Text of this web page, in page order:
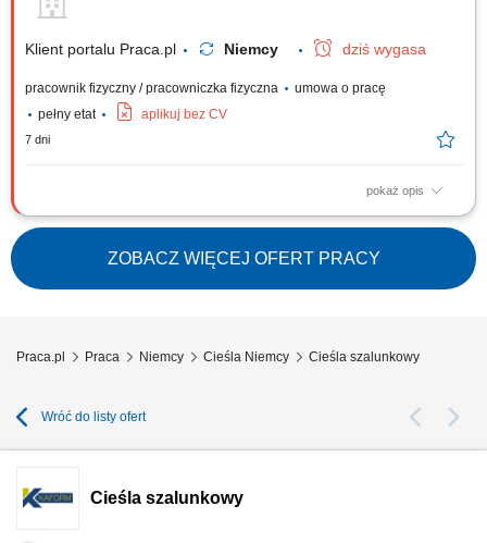
Klient portalu Praca.pl Niemcy dziś wygasa
pracownik fizyczny / pracowniczka fizyczna
umowa o pracę
pełny etat
aplikuj bez CV
7 dni
pokaż opis
Montaż nowoczesnych szalunków oraz systemów deskowań
budowlanych. Realizacja tradycyjnych konstrukcji z drewna na potrzeby
budownictwa ogólnego. Współudział w procesach związanych z
przygotowywaniem zbrojeń i zalewaniem elementów betonem.
Wykonywanie pozostałych nieskomplikowanych,...
ZOBACZ WIĘCEJ OFERT PRACY
Praca.pl Praca Niemcy Cieśla Niemcy Cieśla szalunkowy
Wróć do listy ofert
Cieśla szalunkowy